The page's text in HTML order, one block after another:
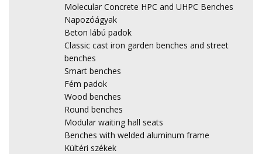
Molecular Concrete HPC and UHPC Benches
Napozóágyak
Beton lábú padok
Classic cast iron garden benches and street
benches
Smart benches
Fém padok
Wood benches
Round benches
Modular waiting hall seats
Benches with welded aluminum frame
Kültéri székek